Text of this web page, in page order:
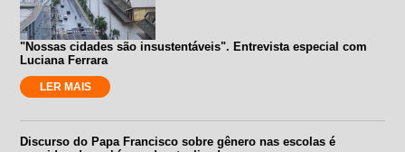
"Nossas cidades são insustentáveis". Entrevista especial com
Luciana Ferrara
LER MAIS
Discurso do Papa Francisco sobre gênero nas escolas é